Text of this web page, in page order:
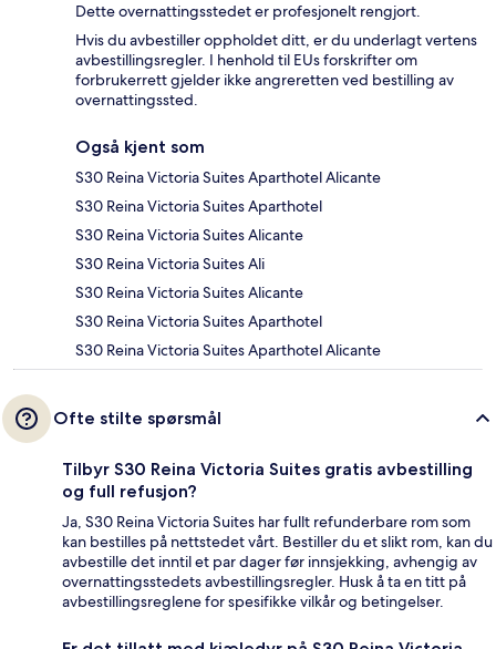
Dette overnattingsstedet er profesjonelt rengjort.
Hvis du avbestiller oppholdet ditt, er du underlagt vertens
avbestillingsregler. I henhold til EUs forskrifter om
forbrukerrett gjelder ikke angreretten ved bestilling av
overnattingssted.
Også kjent som
S30 Reina Victoria Suites Aparthotel Alicante
S30 Reina Victoria Suites Aparthotel
S30 Reina Victoria Suites Alicante
S30 Reina Victoria Suites Ali
S30 Reina Victoria Suites Alicante
S30 Reina Victoria Suites Aparthotel
S30 Reina Victoria Suites Aparthotel Alicante
Ofte stilte spørsmål
Tilbyr S30 Reina Victoria Suites gratis avbestilling
og full refusjon?
Ja, S30 Reina Victoria Suites har fullt refunderbare rom som
kan bestilles på nettstedet vårt. Bestiller du et slikt rom, kan du
avbestille det inntil et par dager før innsjekking, avhengig av
overnattingsstedets avbestillingsregler. Husk å ta en titt på
avbestillingsreglene for spesifikke vilkår og betingelser.